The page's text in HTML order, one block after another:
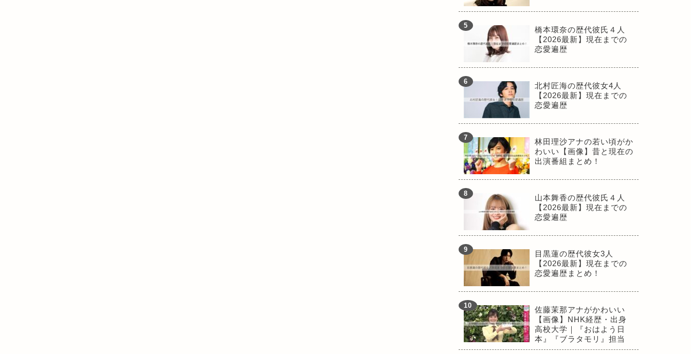
橋本環奈の歴代彼氏４人
【2026最新】現在までの
恋愛遍歴
北村匠海の歴代彼女4人
【2026最新】現在までの
恋愛遍歴
林田理沙アナの若い頃がか
わいい【画像】昔と現在の
出演番組まとめ！
山本舞香の歴代彼氏４人
【2026最新】現在までの
恋愛遍歴
目黒蓮の歴代彼女3人
【2026最新】現在までの
恋愛遍歴まとめ！
佐藤茉那アナがかわいい
【画像】NHK経歴・出身
高校大学｜『おはよう日
本』『ブラタモリ』担当